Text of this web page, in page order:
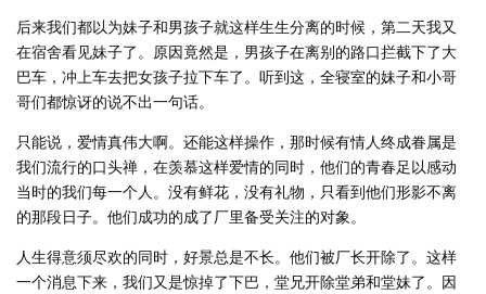
后来我们都以为妹子和男孩子就这样生生分离的时候，第二天我又
在宿舍看见妹子了。原因竟然是，男孩子在离别的路口拦截下了大
巴车，冲上车去把女孩子拉下车了。听到这，全寝室的妹子和小哥
哥们都惊讶的说不出一句话。
只能说，爱情真伟大啊。还能这样操作，那时候有情人终成眷属是
我们流行的口头禅，在羡慕这样爱情的同时，他们的青春足以感动
当时的我们每一个人。没有鲜花，没有礼物，只看到他们形影不离
的那段日子。他们成功的成了厂里备受关注的对象。
人生得意须尽欢的同时，好景总是不长。他们被厂长开除了。这样
一个消息下来，我们又是惊掉了下巴，堂兄开除堂弟和堂妹了。因